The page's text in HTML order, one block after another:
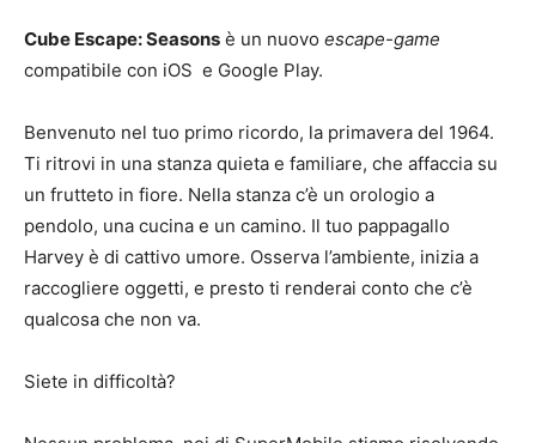
Cube Escape: Seasons è un nuovo escape-game
compatibile con iOS e Google Play.
Benvenuto nel tuo primo ricordo, la primavera del 1964.
Ti ritrovi in una stanza quieta e familiare, che affaccia su
un frutteto in fiore. Nella stanza c’è un orologio a
pendolo, una cucina e un camino. Il tuo pappagallo
Harvey è di cattivo umore. Osserva l’ambiente, inizia a
raccogliere oggetti, e presto ti renderai conto che c’è
qualcosa che non va.
Siete in difficoltà?